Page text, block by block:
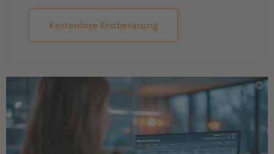
Kostenlose Erstberatung